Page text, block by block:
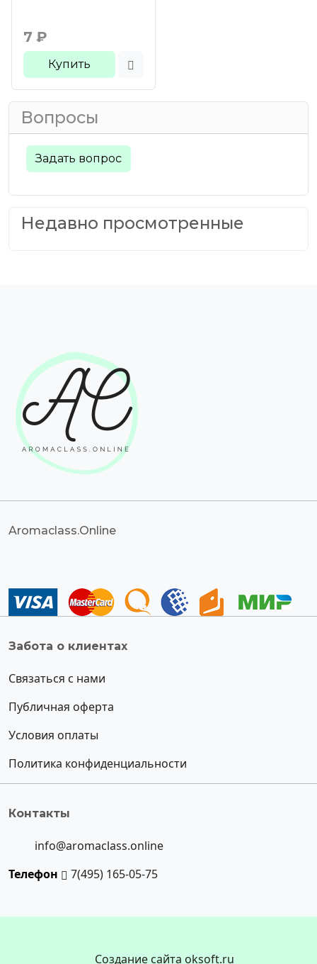
7 ₽
Купить
Вопросы
Задать вопрос
Недавно просмотренные
Aromaclass.Online
Забота о клиентах
Связаться с нами
Публичная оферта
Условия оплаты
Политика конфиденциальности
Контакты
info@aromaclass.online
Телефон
7(495) 165-05-75
Создание сайта oksoft.ru